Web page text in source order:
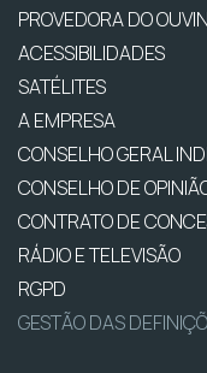
PROVEDORA DO
ACESSIBILIDADES
SATÉLITES
A EMPRESA
CONSELHO GERAL
CONSELHO DE
CONTRATO DE
RÁDIO E TELEVISÃO
RGPD
GESTÃO DAS